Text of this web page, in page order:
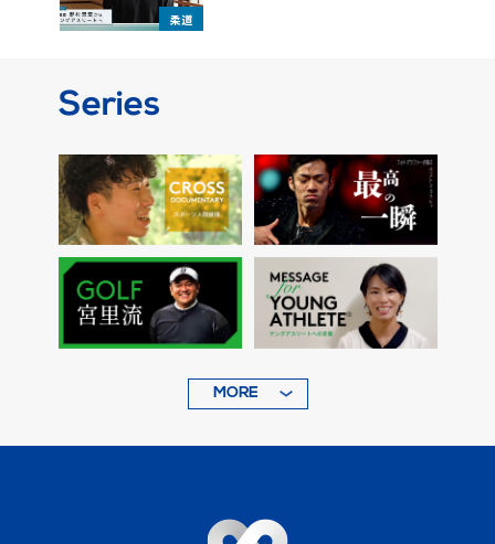
柔道
Series
MORE